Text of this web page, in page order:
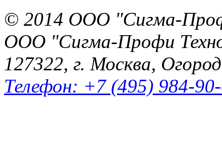
© 2014 ООО "Сигма-
ООО "Сигма-Профи
127322, г. Москва,
Телефон: +7 (495) 984-